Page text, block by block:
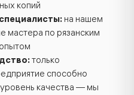
копий
на нашем
мастера по рязанским
только
способно
качества — мы